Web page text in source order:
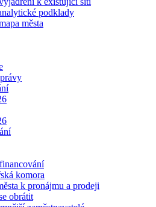
podklady
města
komora
k pronájmu a prodeji
obrátit